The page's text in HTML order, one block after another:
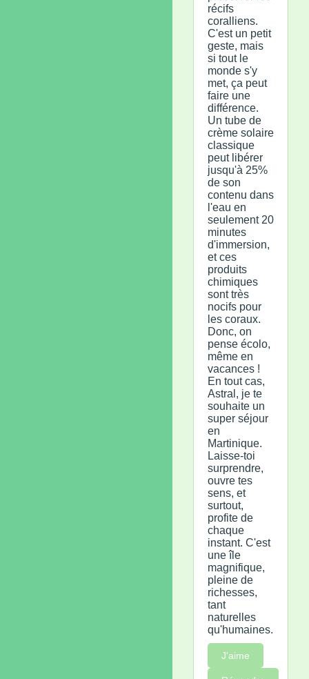
récifs
coralliens.
C'est un petit
geste, mais
si tout le
monde s'y
met, ça peut
faire une
différence.
Un tube de
crème solaire
classique
peut libérer
jusqu'à 25%
de son
contenu dans
l'eau en
seulement 20
minutes
d'immersion,
et ces
produits
chimiques
sont très
nocifs pour
les coraux.
Donc, on
pense écolo,
même en
vacances !
En tout cas,
Astral, je te
souhaite un
super séjour
en
Martinique.
Laisse-toi
surprendre,
ouvre tes
sens, et
surtout,
profite de
chaque
instant. C'est
une île
magnifique,
pleine de
richesses,
tant
naturelles
qu'humaines.
J'aime